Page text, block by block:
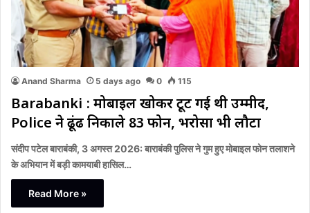
Anand Sharma 5 days ago 0 115
Barabanki : मोबाइल खोकर टूट गई थी उम्मीद,
Police ने ढूंढ निकाले 83 फोन, भरोसा भी लौटा
संदीप पटेल बाराबंकी, 3 अगस्त 2026: बाराबंकी पुलिस ने गुम हुए मोबाइल फोन तलाशने
के अभियान में बड़ी कामयाबी हासिल…
Read More »